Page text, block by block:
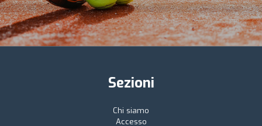
Sezioni
Chi siamo
Accesso